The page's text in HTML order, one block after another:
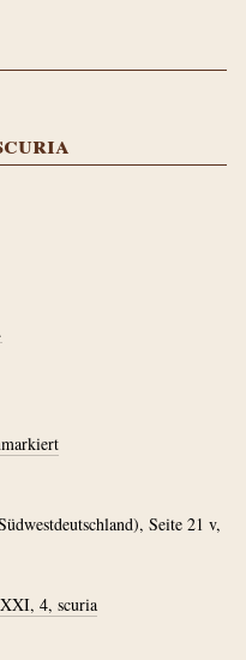
Seite 21 v,
4, scuria